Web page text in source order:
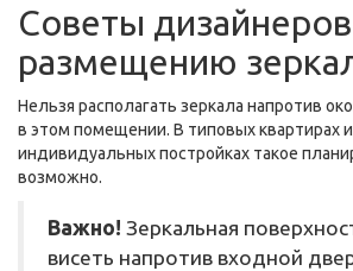
Советы
размещению
Нельзя располагать зеркала напротив
в этом помещении. В типовых квартирах
индивидуальных постройках такое
возможно.
Важно! Зеркальная
висеть напротив входной